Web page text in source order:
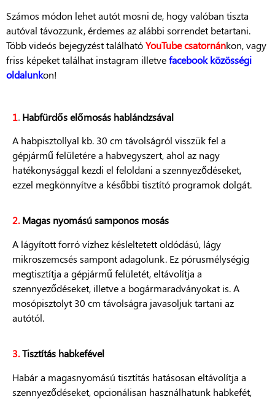
Számos módon lehet autót mosni de, hogy valóban tiszta
autóval távozzunk, érdemes az alábbi sorrendet betartani.
Több videós bejegyzést találhatóYouTube csatornánkon, vagy
friss képeket találhat instagram illetvefacebook közösségi
oldalunkon!
1.Habfürdős előmosás hablándzsával
A habpisztollyal kb. 30 cm távolságról visszük fel a
gépjármű felületére a habvegyszert, ahol az nagy
hatékonysággal kezdi el feloldani a szennyeződéseket,
ezzel megkönnyítve a későbbi tisztító programok dolgát.
2.Magas nyomású samponos mosás
A lágyított forró vízhez késleltetett oldódású, lágy
mikroszemcsés sampont adagolunk. Ez pórusmélységig
megtisztítja a gépjármű felületét, eltávolítja a
szennyeződéseket, illetve a bogármaradványokat is. A
mosópisztolyt 30 cm távolságra javasoljuk tartani az
autótól.
3.Tisztítás habkefével
Habár a magasnyomású tisztítás hatásosan eltávolítja a
szennyeződéseket, opcionálisan használhatunk habkefét,